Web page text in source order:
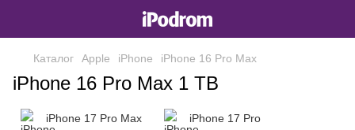
Каталог Apple iPhone iPhone 16 Pro Max
iPhone 16 Pro Max 1 TB
iPhone 17 Pro Max iPhone 17 Pro